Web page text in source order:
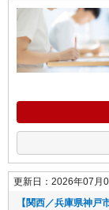
更新日：2026年07月
【関西／兵庫県神